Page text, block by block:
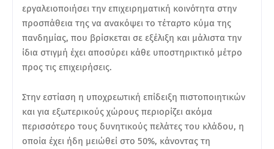
εργαλειοποιήσει την επιχειρηματική κοινότητα στην
προσπάθεια της να ανακόψει το τέταρτο κύμα της
πανδημίας, που βρίσκεται σε εξέλιξη και μάλιστα την
ίδια στιγμή έχει αποσύρει κάθε υποστηρικτικό μέτρο
προς τις επιχειρήσεις.
Στην εστίαση η υποχρεωτική επίδειξη πιστοποιητικών
και για εξωτερικούς χώρους περιορίζει ακόμα
περισσότερο τους δυνητικούς πελάτες του κλάδου, η
οποία έχει ήδη μειώθεί στο 50%, κάνοντας τη